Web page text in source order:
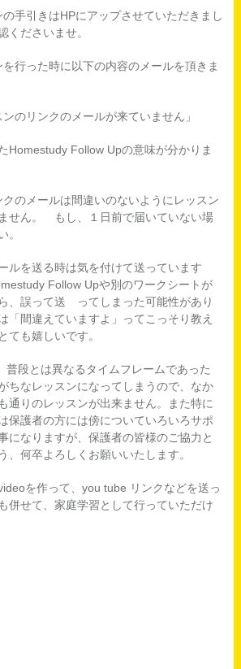
手引きはHPにアップさせていただきまし
くださいませ。
行った時に以下の内容のメールを頂きま
のリンクのメールが来ていません」
Homestudy Follow Upの意味が分かりま
のメールは間違いのないようにレッスン
せん。 もし、１日前で届いていない場
。
ルを送る時は気を付けて送っています
Follow Upや別のワークシートが
、誤って送 ってしまった可能性があり
「間違えていますよ」ってこっそり教え
ても嬉しいです。
普段とは異なるタイムフレームであった
ちなレッスンになってしまうので、なか
通りのレッスンが出来ません。また特に
保護者の方には傍についていろいろサポ
になりますが、保護者の皆様のご協力と
、何卒よろしくお願いいたします。
を作って、you tube リンクなどを送っ
併せて、家庭学習として行っていただけ